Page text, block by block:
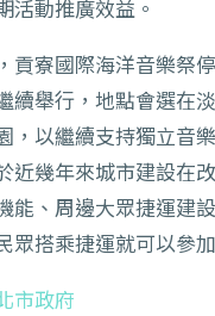
活動推廣效益。
貢寮國際海洋音樂祭
續舉行，地點會選在
，以繼續支持獨立音
近幾年來城市建設在
能、周邊大眾捷運建
眾搭乘捷運就可以參
市政府